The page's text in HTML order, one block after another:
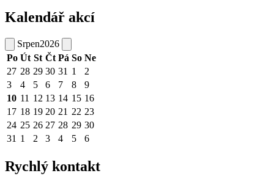
Kalendář akcí
Srpen2026
Po Út St Čt Pá So Ne
27 28 29 30 31 1
2
3
4 5 6 7 8
9
10 11 12 13 14 15 16
17 18 19 20 21 22 23
24 25 26 27 28 29 30
31 1 2 3 4 5 6
Rychlý kontakt